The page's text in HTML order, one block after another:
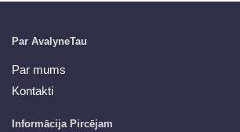
Par AvalyneTau
Par mums
Kontakti
Informācija Pircējam